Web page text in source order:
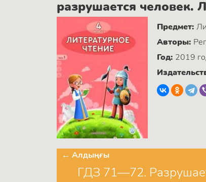
разрушается человек.
Предмет:
Авторы:
Год: 2019
← Алдыңғы
ГДЗ 71—72.